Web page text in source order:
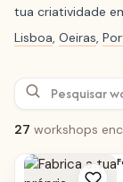
tua criatividade
Lisboa, Oeiras,
27 workshops